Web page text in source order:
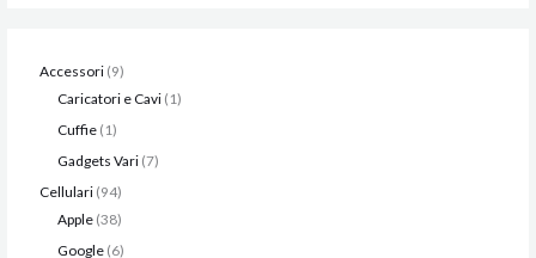
Accessori 9
Caricatori e Cavi 1
Cuffie 1
Gadgets Vari 7
Cellulari 94
Apple 38
Google 6